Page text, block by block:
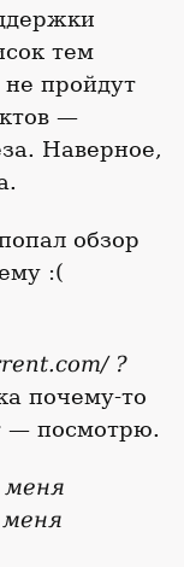
тем
пройдут
—
Наверное,
обзор
:(
?
почему-то
— посмотрю.
меня